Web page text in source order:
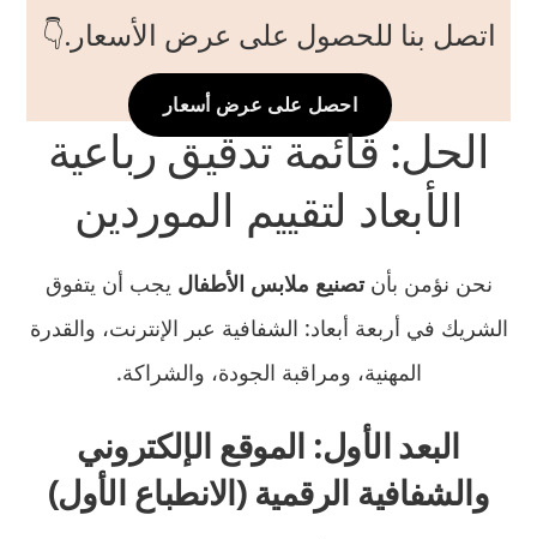
اتصل بنا للحصول على عرض الأسعار.👇
احصل على عرض أسعار
الحل: قائمة تدقيق رباعية
الأبعاد لتقييم الموردين
نحن نؤمن بأنتصنيع ملابس الأطفال يجب أن يتفوق
الشريك في أربعة أبعاد: الشفافية عبر الإنترنت، والقدرة
المهنية، ومراقبة الجودة، والشراكة.
البعد الأول: الموقع الإلكتروني
والشفافية الرقمية (الانطباع الأول)